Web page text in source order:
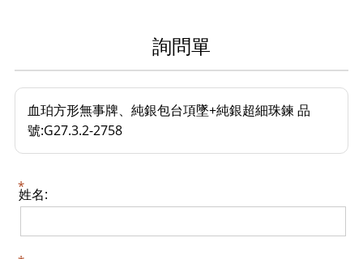
詢問單
血珀方形無事牌、純銀包台項墜+純銀超細珠鍊 品
號:G27.3.2-2758
姓名: